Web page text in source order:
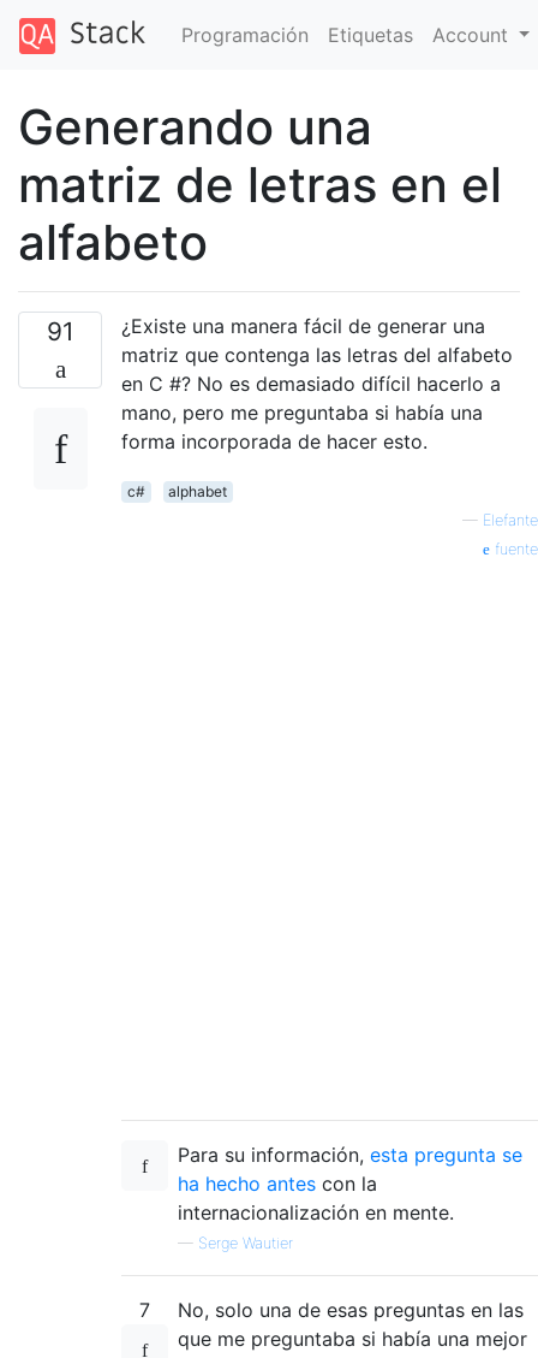
Programación Etiquetas Account
Generando una
matriz de letras en el
alfabeto
91
¿Existe una manera fácil de generar una
matriz que contenga las letras del alfabeto
en C #? No es demasiado difícil hacerlo a
mano, pero me preguntaba si había una
forma incorporada de hacer esto.
c#
alphabet
— Elefante
fuente
Para su información, esta pregunta se
ha hecho antes con la
internacionalización en mente.
— Serge Wautier
7
No, solo una de esas preguntas en las
que me preguntaba si había una mejor